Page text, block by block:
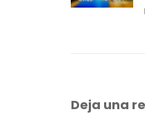
Deja una